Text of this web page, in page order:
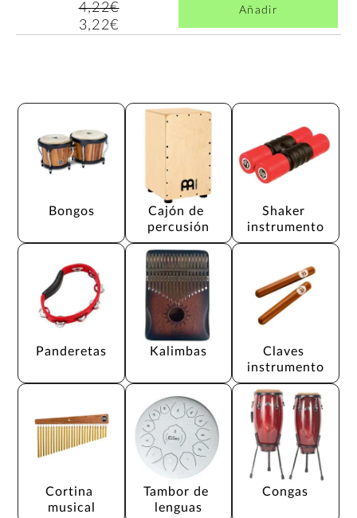
4,22€
3,22€
Añadir
Bongos
Cajón de
percusión
Shaker
instrumento
Panderetas Kalimbas
Claves
instrumento
Cortina
musical
Tambor de
lenguas
Congas